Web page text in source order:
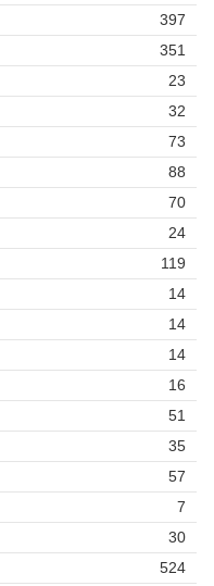
397
351
23
32
73
88
70
24
119
14
14
14
16
51
35
57
7
30
524